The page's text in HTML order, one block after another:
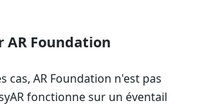
Foundation
cas, AR Foundation n'est pas
fonctionne sur un éventail